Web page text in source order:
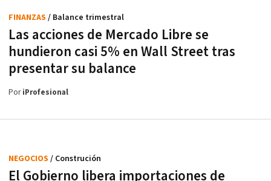
Las acciones de Mercado Libre se
hundieron casi 5% en Wall Street tras
presentar su balance
FINANZAS / Balance trimestral
PoriProfesional
El Gobierno libera importaciones de
NEGOCIOS / Construción